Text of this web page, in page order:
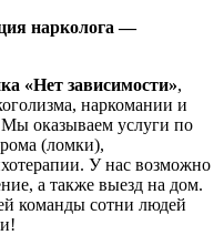
нарколога —
«Нет зависимости»,
наркомании и
Мы оказываем услуги по
(ломки),
У нас возможно
а также выезд на дом.
команды сотни людей